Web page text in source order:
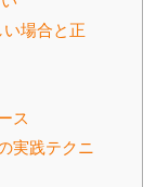
い場合と正
ス
実践テクニ